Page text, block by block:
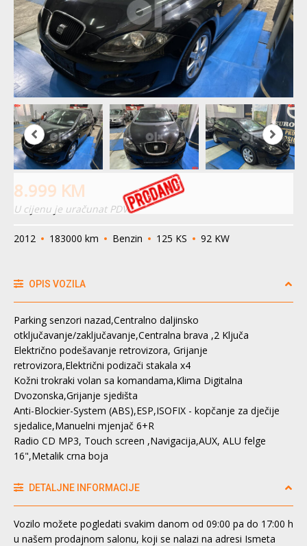
8.999 KM
U cijenu je uračunat PDV
2012 183000 km Benzin 125 KS 92 KW
OPIS VOZILA
Parking senzori nazad,Centralno daljinsko
otključavanje/zaključavanje,Centralna brava ,2 Ključa
Električno podešavanje retrovizora, Grijanje
retrovizora,Električni podizači stakala x4
Kožni trokraki volan sa komandama,Klima Digitalna
Dvozonska,Grijanje sjedišta
Anti-Blockier-System (ABS),ESP,ISOFIX - kopčanje za dječije
sjedalice,Manuelni mjenjač 6+R
Radio CD MP3, Touch screen ,Navigacija,AUX, ALU felge
16",Metalik crna boja
DETALJNE INFORMACIJE
Vozilo možete pogledati svakim danom od 09:00 pa do 17:00 h
u našem prodajnom salonu, koji se nalazi na adresi Ismeta